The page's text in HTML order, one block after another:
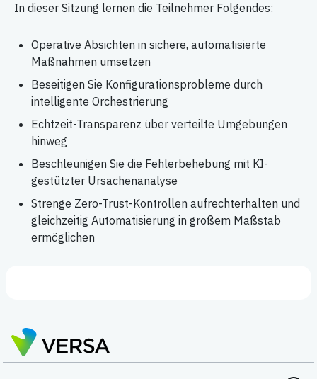
In dieser Sitzung lernen die Teilnehmer Folgendes:
Operative Absichten in sichere, automatisierte
Maßnahmen umsetzen
Beseitigen Sie Konfigurationsprobleme durch
intelligente Orchestrierung
Echtzeit-Transparenz über verteilte Umgebungen
hinweg
Beschleunigen Sie die Fehlerbehebung mit KI-
gestützter Ursachenanalyse
Strenge Zero-Trust-Kontrollen aufrechterhalten und
gleichzeitig Automatisierung in großem Maßstab
ermöglichen